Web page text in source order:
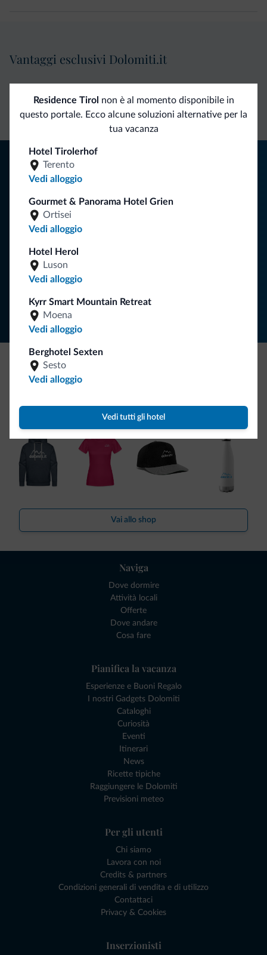
Residence Tirol non è al momento disponibile in
questo portale. Ecco alcune soluzioni alternative per la
tua vacanza
Hotel Tirolerhof
Terento
Vedi alloggio
Gourmet & Panorama Hotel Grien
Ortisei
Vedi alloggio
Hotel Herol
Luson
Vedi alloggio
Kyrr Smart Mountain Retreat
Moena
Vedi alloggio
Berghotel Sexten
Sesto
Vedi alloggio
Vedi tutti gli hotel
Vantaggi esclusivi Dolomiti.it
vantaggiose
vincolanti
Consigli dalle Dolomiti
Riceverai informazioni, offerte esclusive e news per la tua
vacanza nelle Dolomiti.
ISCRIVITI ALLA NEWSLETTER
Be Original, scopri la nuova collezione
Dolomiti.it!
Vai allo shop
Naviga
Dove dormire
Attività locali
Offerte
Dove andare
Cosa fare
Pianifica la vacanza
Esperienze e Buoni Regalo
I nostri Gadgets Dolomiti
Cataloghi
Curiosità
Eventi
Itinerari
News
Ricette tipiche
Raggiungere le Dolomiti
Previsioni meteo
Per gli utenti
Chi siamo
Lavora con noi
Credits & partners
Condizioni generali di vendita e di utilizzo
Contattaci
Privacy & Cookies
Inserzionisti